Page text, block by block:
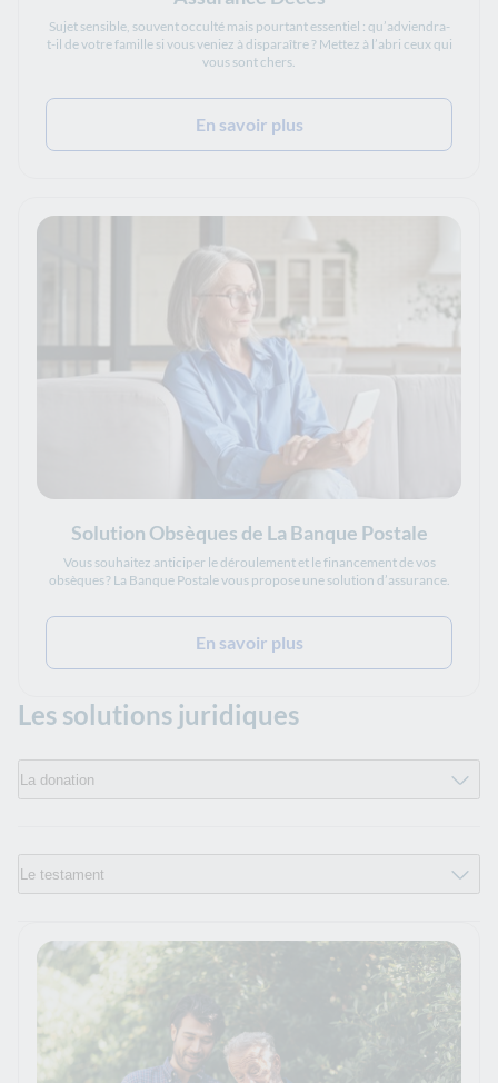
Sujet sensible, souvent occulté mais pourtant essentiel : qu’adviendra-
t-il de votre famille si vous veniez à disparaître ? Mettez à l’abri ceux qui
vous sont chers.
En savoir plus
Solution Obsèques de La Banque Postale
Vous souhaitez anticiper le déroulement et le financement de vos
obsèques ? La Banque Postale vous propose une solution d’assurance.
En savoir plus
Les solutions juridiques
La donation
Le testament